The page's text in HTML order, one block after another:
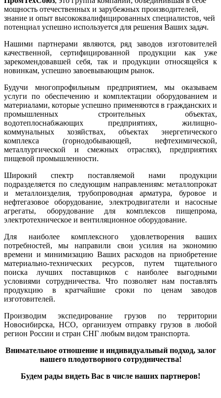
мощность отечественных и зарубежных производителей,
знание и опыт высококвалифицированных специалистов, чей
потенциал успешно используется для решения Ваших задач.
Нашими партнерами являются, ряд заводов изготовителей
качественной, сертифицированной продукции как уже
зарекомендовавшей себя, так и продукции относящейся к
новинкам, успешно завоевывающим рынок.
Будучи многопрофильным предприятием, мы оказываем
услуги по обеспечению и комплектации оборудованием и
материалами, которые успешно применяются в гражданских и
промышленных строительных объектах,
водотеплоснабжающих предприятиях, жилищно-
коммунальных хозяйствах, объектах энергетического
комплекса (горнодобывающей, нефтехимической,
металлургической и смежных отраслях), предприятиях
пищевой промышленности.
Широкий спектр поставляемой нами продукции
подразделяется по следующим направлениям: металлопрокат
и металлоизделия, трубопроводная арматура, буровое и
нефтегазовое оборудование, электродвигатели и насосные
агрегаты, оборудование для комплексов пищепрома,
электротехническое и вентиляционное оборудование.
Для наиболее комплексного удовлетворения ваших
потребностей, мы направили свои усилия на экономию
времени и минимизацию Ваших расходов на приобретение
материально-технических ресурсов, путем тщательного
поиска лучших поставщиков с наиболее выгодными
условиями сотрудничества. Что позволяет нам поставлять
продукцию в кратчайшие сроки по ценам заводов
изготовителей.
Производим экспедирование грузов по территории
Новосибирска, НСО, организуем отправку грузов в любой
регион России и стран СНГ любым видом транспорта.
Внимательное отношение и индивидуальный подход, залог
нашего плодотворного сотрудничества!
Будем рады видеть Вас в числе наших партнеров!